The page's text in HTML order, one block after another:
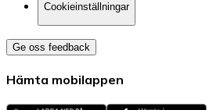
Cookieinställningar
Ge oss feedback
Hämta mobilappen